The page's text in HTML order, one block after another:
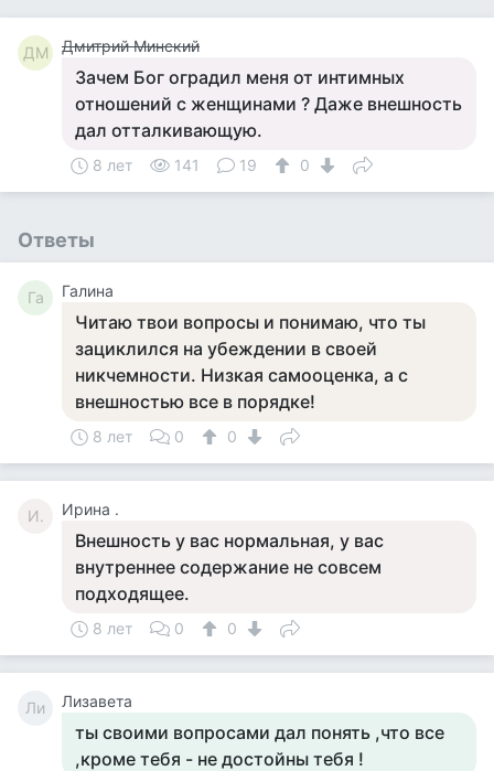
ДМ Дмитрий Минский
Зачем Бог оградил меня от интимных
отношений с женщинами ? Даже внешность
дал отталкивающую.
8 лет 141 19 0
Ответы
Га Галина
Читаю твои вопросы и понимаю, что ты
зациклился на убеждении в своей
никчемности. Низкая самооценка, а с
внешностью все в порядке!
8 лет 0 0
И. Ирина .
Внешность у вас нормальная, у вас
внутреннее содержание не совсем
подходящее.
8 лет 0 0
Ли Лизавета
ты своими вопросами дал понять ,что все
,кроме тебя - не достойны тебя !